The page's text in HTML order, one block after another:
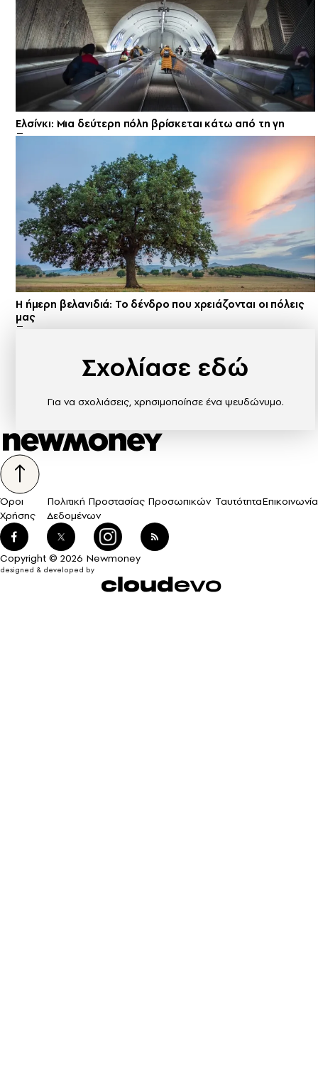
Ελσίνκι: Mια δεύτερη πόλη βρίσκεται κάτω από τη γη
Η ήμερη βελανιδιά: Το δένδρο που χρειάζονται οι πόλεις
μας
Σχολίασε εδώ
Για να σχολιάσεις, χρησιμοποίησε ένα ψευδώνυμο.
Όροι
Χρήσης
Πολιτική Προστασίας Προσωπικών
Δεδομένων
ΤαυτότηταΕπικοινωνία
Copyright © 2026 Newmoney
designed & developed by